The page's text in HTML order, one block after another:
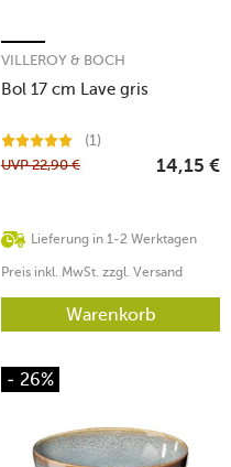
Bol 17 cm Lave gris
VILLEROY & BOCH
(1)
Lieferung in 1-2 Werktagen
UVP22,90 € 14,15 €
Preis inkl. MwSt. zzgl. Versand
Warenkorb
- 26%